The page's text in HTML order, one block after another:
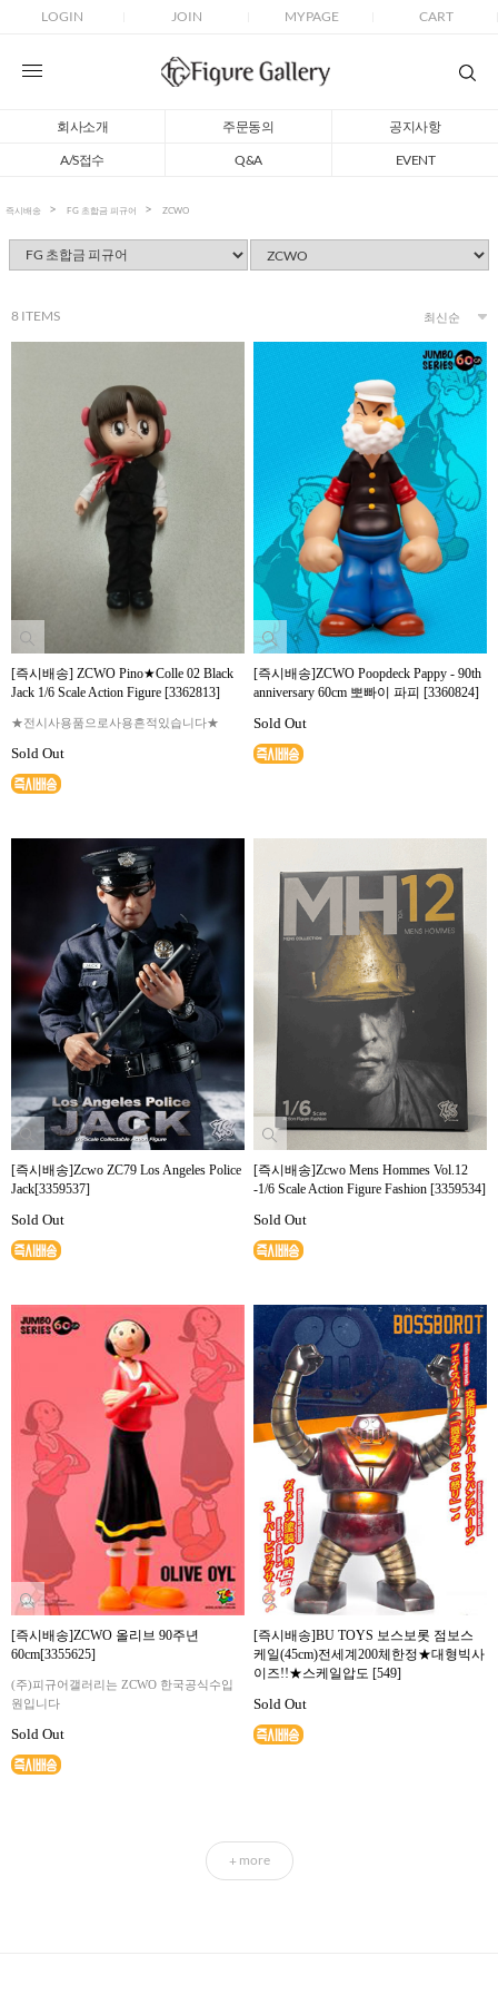
LOGIN JOIN MYPAGE CART
회사소개 주문동의
공지사항
A/S접수
Q&A EVENT
즉시배송 FG 초합금 피규어 ZCWO
8 ITEMS
[즉시배송] ZCWO Pino★Colle 02 Black
Jack 1/6 Scale Action Figure [3362813]
★전시사용품으로사용흔적있습니다★
Sold Out
[즉시배송]ZCWO Poopdeck Pappy - 90th
anniversary 60cm 뽀빠이 파피 [3360824]
Sold Out
[즉시배송]Zcwo ZC79 Los Angeles Police
Jack[3359537]
Sold Out
[즉시배송]Zcwo Mens Hommes Vol.12
-1/6 Scale Action Figure Fashion [3359534]
Sold Out
[즉시배송]ZCWO 올리브 90주년
60cm[3355625]
(주)피규어갤러리는 ZCWO 한국공식수입
원입니다
Sold Out
[즉시배송]BU TOYS 보스보롯 점보스
케일(45cm)전세계200체한정★대형빅사
이즈!!★스케일압도 [549]
Sold Out
+ more